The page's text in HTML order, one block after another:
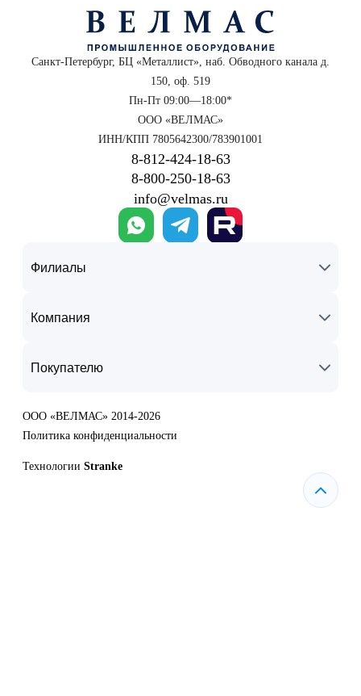
Санкт-Петербург, БЦ «Металлист», наб. Обводного канала д.
150, оф. 519
Пн-Пт 09:00—18:00*
ООО «ВЕЛМАС»
ИНН/КПП 7805642300/783901001
8‑812‑424‑18‑63
8‑800‑250‑18‑63
info@velmas.ru
Филиалы
Компания
Покупателю
ООО «ВЕЛМАС» 2014-2026
Политика конфиденциальности
Технологии Stranke